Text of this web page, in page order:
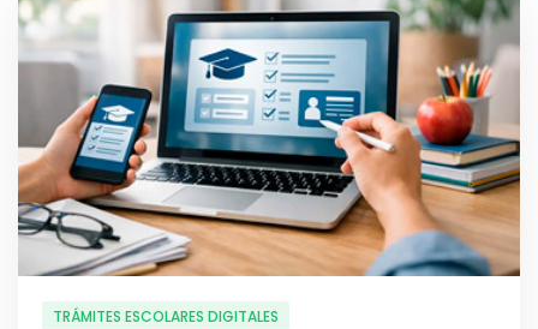
TRÁMITES ESCOLARES DIGITALES